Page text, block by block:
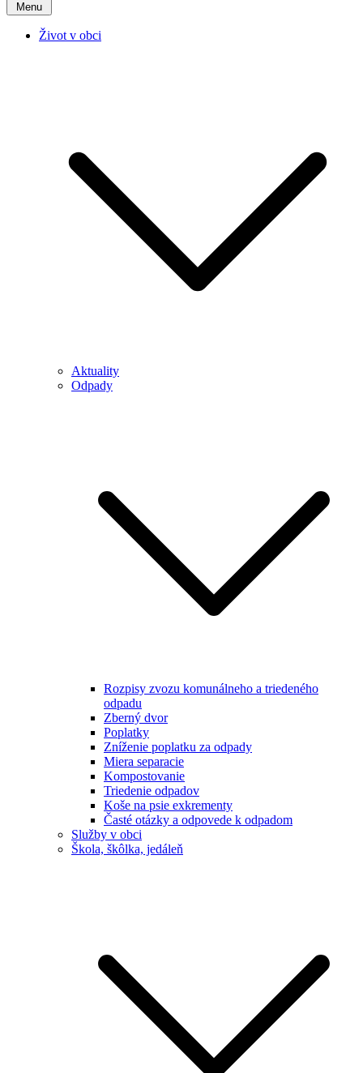
Menu
Život v obci
Aktuality
Odpady
Rozpisy zvozu komunálneho a triedeného
odpadu
Zberný dvor
Poplatky
Zníženie poplatku za odpady
Miera separacie
Kompostovanie
Triedenie odpadov
Koše na psie exkrementy
Časté otázky a odpovede k odpadom
Služby v obci
Škola, škôlka, jedáleň